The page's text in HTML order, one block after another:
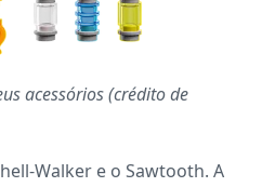
acessórios (crédito de
Walker e o Sawtooth. A